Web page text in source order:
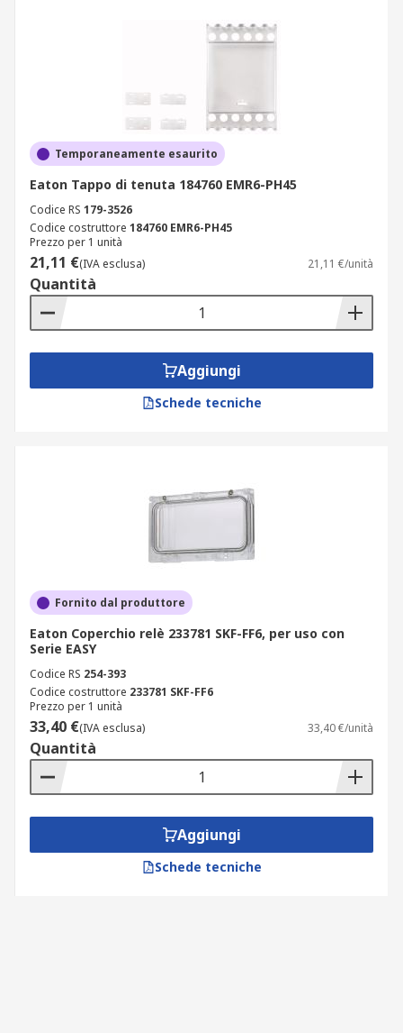
Temporaneamente esaurito
Eaton Tappo di tenuta 184760 EMR6-PH45
Codice RS 179-3526
Codice costruttore 184760 EMR6-PH45
Prezzo per 1 unità
21,11 €(IVA esclusa) 21,11 €/unità
Quantità
Aggiungi
Schede tecniche
Fornito dal produttore
Eaton Coperchio relè 233781 SKF-FF6, per uso con
Serie EASY
Codice RS 254-393
Codice costruttore 233781 SKF-FF6
Prezzo per 1 unità
33,40 €(IVA esclusa) 33,40 €/unità
Quantità
Aggiungi
Schede tecniche